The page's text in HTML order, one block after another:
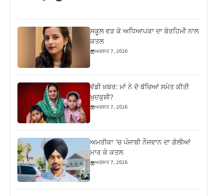
ਸਕੂਲ ਵੜ ਕੇ ਅਧਿਆਪਕਾ ਦਾ ਬੇਰਹਿਮੀ ਨਾਲ
ਕਤਲ
ਅਗਸਤ 7, 2026
ਵੱਡੀ ਖ਼ਬਰ: ਮਾਂ ਨੇ ਦੋ ਬੱਚਿਆਂ ਸਮੇਤ ਕੀਤੀ
ਖੁਦਕੁਸ਼ੀ?
ਅਗਸਤ 7, 2026
ਅਮਰੀਕਾ ‘ਚ ਪੰਜਾਬੀ ਨੌਜਵਾਨ ਦਾ ਗੋਲੀਆਂ
ਮਾਰ ਕੇ ਕਤਲ
ਅਗਸਤ 7, 2026